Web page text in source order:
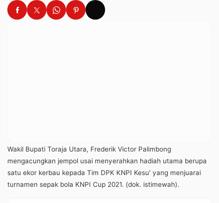
Wakil Bupati Toraja Utara, Frederik Victor Palimbong
mengacungkan jempol usai menyerahkan hadiah utama berupa
satu ekor kerbau kepada Tim DPK KNPI Kesu' yang menjuarai
turnamen sepak bola KNPI Cup 2021. (dok. istimewah).